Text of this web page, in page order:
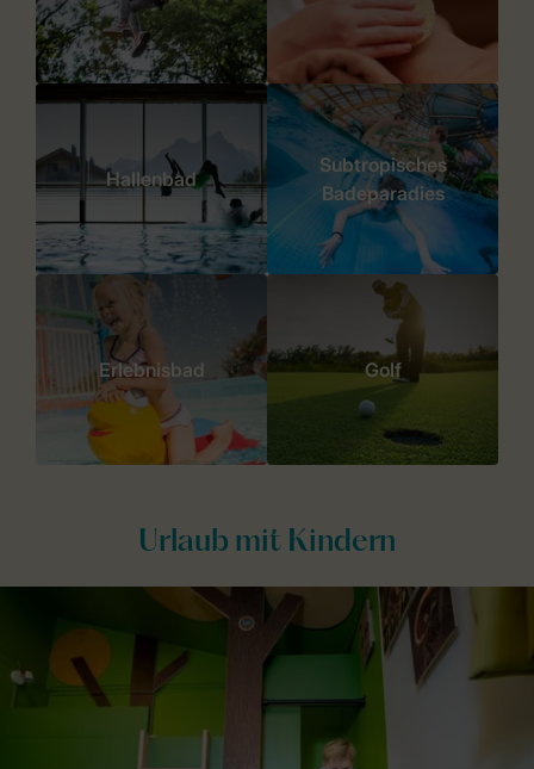
Hallenbad
Subtropisches
Badeparadies
Erlebnisbad Golf
Urlaub mit Kindern